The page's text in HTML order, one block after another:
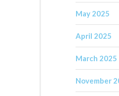
May 2025
April 2025
March 2025
November